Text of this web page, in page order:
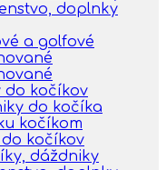
doplnky
a golfové
do kočíkov
do kočíka
kočíkom
kočíkov
dáždniky